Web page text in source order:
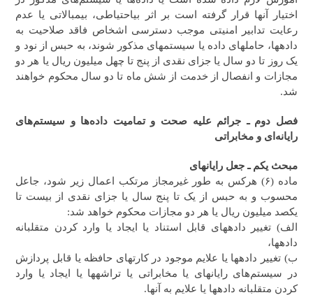
اختیار آنها قرار گرفته است بر اثر بی‎احتیاطی، بی‎مبالاتی یا عدم
رعایت تدابیر امنیتی موجب دسترسی اشخاص فاقد صلاحیت به
داده‎ها، حامل‎های داده یا سیستم‎های مذکور شوند، به حبس از نود و
یک روز تا دو سال یا جزای نقدی از پنج تا چهل میلیون ریال یا هر دو
مجازات و انفصال از خدمت از شش ماه تا دو سال محکوم خواهند
شد.
فصل دوم ـ جرائم علیه صحت و تمامیت داده‌ها و سیستم‌های
رایانه‌ای و مخابراتی
مبحث یکم ـ جعل رایانهای
ماده (۶) هرکس به طور غیرمجاز مرتکب اعمال زیر شود، جاعل
محسوب و به حبس از یک تا پنج سال یا جزای نقدی از بیست تا
یکصد میلیون ریال یا هر دو مجازات محکوم خواهد شد:
الف) تغییر داده‎های قابل استناد یا ایجاد یا وارد کردن متقلبانه
داده‎ها،
ب) تغییر داده‎ها یا علایم موجود در کارت‎های حافظه یا قابل پردازش
در سیستم‌های رایانه‎ای یا مخابراتی یا تراشه‎ها یا ایجاد یا وارد
کردن متقلبانه داده‎ها یا علایم به آنها.